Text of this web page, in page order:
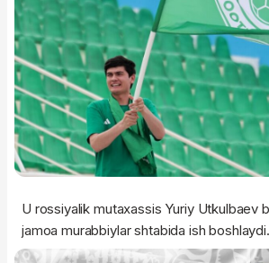
U rossiyalik mutaxassis Yuriy Utkulbaev
jamoa murabbiylar shtabida ish boshlaydi.